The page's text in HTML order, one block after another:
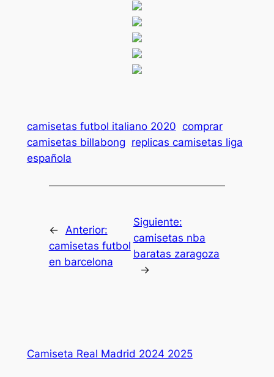
camisetas futbol italiano 2020 comprar
camisetas billabong replicas camisetas liga
española
←
Anterior:
camisetas futbol
en barcelona
Siguiente:
camisetas nba
baratas zaragoza
→
Camiseta Real Madrid 2024 2025